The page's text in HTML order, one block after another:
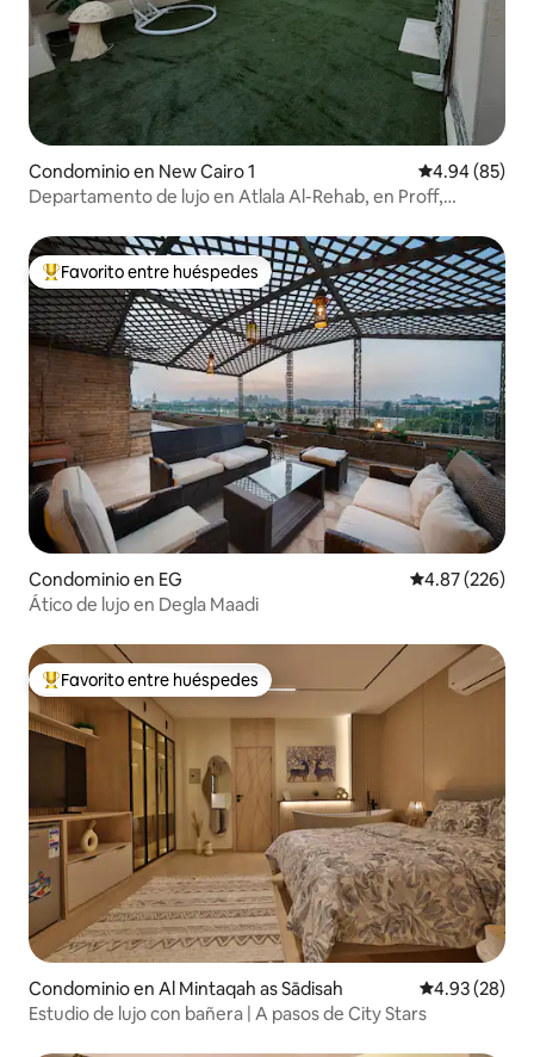
Condominio en New Cairo 1 Calificación
4.94 (85)
Departamento de lujo en Atlala Al-Rehab, en Proff,
De los mejores en Favorito entre huéspedes
Favorito entre huéspedes
Condominio en EG Calificación
4.87 (226)
Ático de lujo en Degla Maadi
De los mejores en Favorito entre huéspedes
Favorito entre huéspedes
Condominio en Al Mintaqah as Sādisah Calificación
4.93 (28)
Estudio de lujo con bañera | A pasos de City Stars